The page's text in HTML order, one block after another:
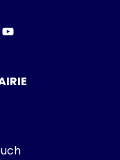
Facebook
le compte Instagram
vers le compte
Lien vers la chaîne